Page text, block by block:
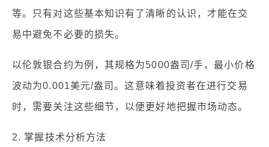
等。只有对这些基本知识有了清晰的认识，才能在交
易中避免不必要的损失。
以伦敦银合约为例，其规格为5000盎司/手，最小价格
波动为0.001美元/盎司。这意味着投资者在进行交易
时，需要关注这些细节，以便更好地把握市场动态。
2. 掌握技术分析方法